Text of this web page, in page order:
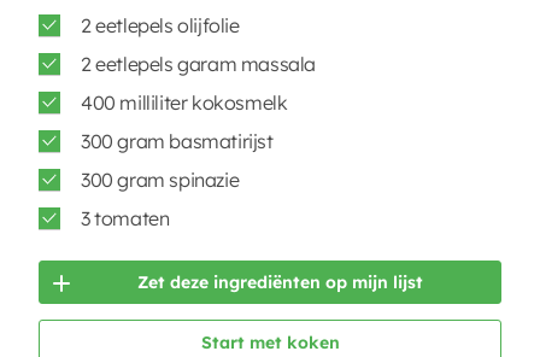
2 eetlepels olijfolie
2 eetlepels garam massala
400 milliliter kokosmelk
300 gram basmatirijst
300 gram spinazie
3 tomaten
Zet deze ingrediënten op mijn lijst
Start met koken